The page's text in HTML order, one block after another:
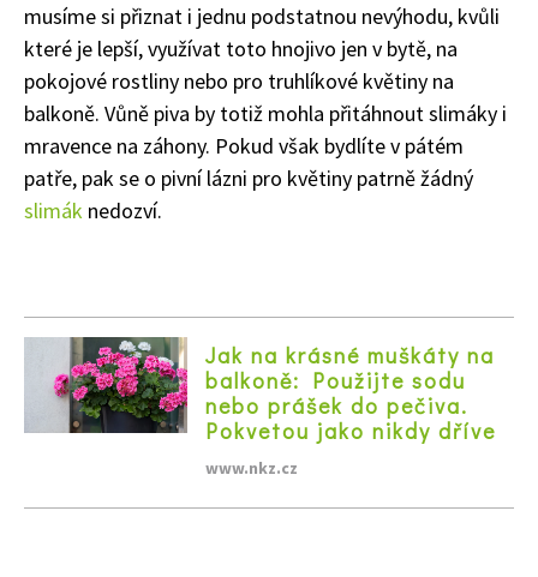
musíme si přiznat i jednu podstatnou nevýhodu, kvůli
které je lepší, využívat toto hnojivo jen v bytě, na
pokojové rostliny nebo pro truhlíkové květiny na
balkoně. Vůně piva by totiž mohla přitáhnout slimáky i
mravence na záhony. Pokud však bydlíte v pátém
patře, pak se o pivní lázni pro květiny patrně žádný
slimák nedozví.
Jak na krásné muškáty na
balkoně: Použijte sodu
nebo prášek do pečiva.
Pokvetou jako nikdy dříve
www.nkz.cz